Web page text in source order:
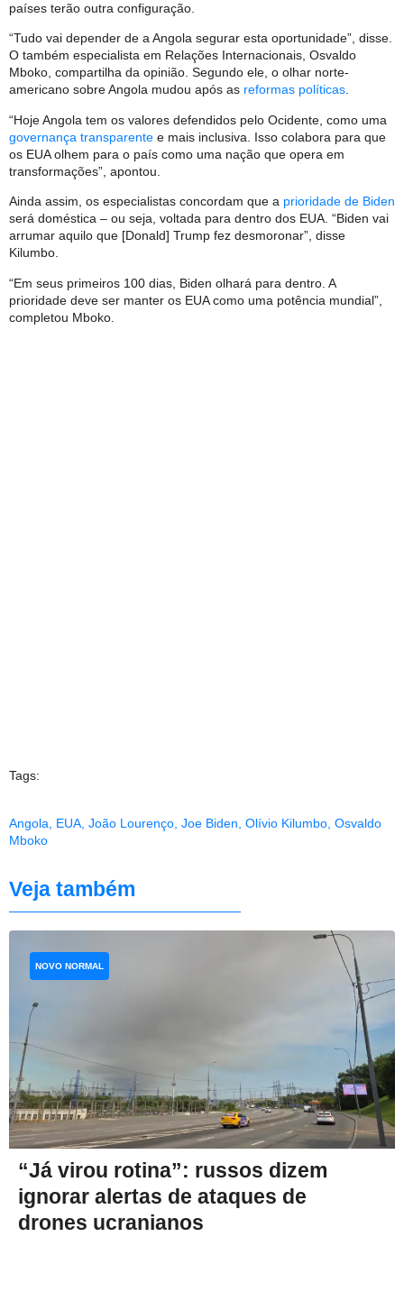
países terão outra configuração.
“Tudo vai depender de a Angola segurar esta oportunidade”, disse.
O também especialista em Relações Internacionais, Osvaldo
Mboko, compartilha da opinião. Segundo ele, o olhar norte-
americano sobre Angola mudou após as reformas políticas.
“Hoje Angola tem os valores defendidos pelo Ocidente, como uma
governança transparente e mais inclusiva. Isso colabora para que
os EUA olhem para o país como uma nação que opera em
transformações”, apontou.
Ainda assim, os especialistas concordam que a prioridade de Biden
será doméstica – ou seja, voltada para dentro dos EUA. “Biden vai
arrumar aquilo que [Donald] Trump fez desmoronar”, disse
Kilumbo.
“Em seus primeiros 100 dias, Biden olhará para dentro. A
prioridade deve ser manter os EUA como uma potência mundial”,
completou Mboko.
Tags:
Angola, EUA, João Lourenço, Joe Biden, Olívio Kilumbo, Osvaldo
Mboko
Veja também
“Já virou rotina”: russos dizem
ignorar alertas de ataques de
drones ucranianos
NOVO NORMAL